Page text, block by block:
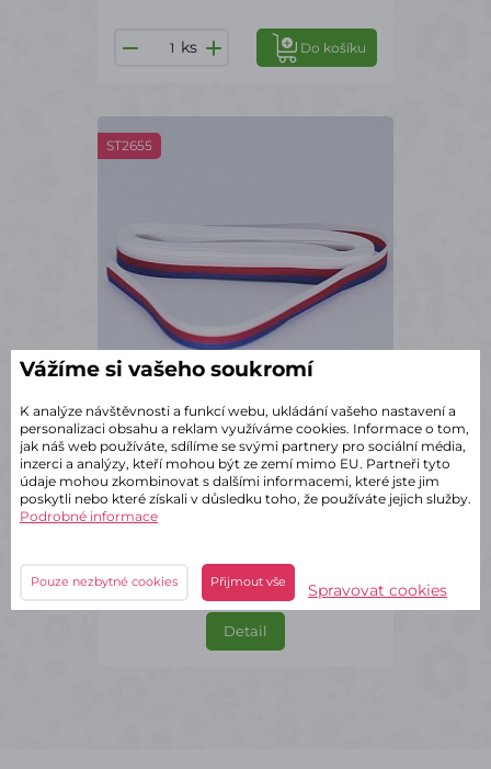
ks Do košíku
ST2655
✔ Skladem – odeslání do 2 dnů
Stuha trikolora Česká republika
látková
52 Kč s DPH
Detail
Vážíme si vašeho soukromí
K analýze návštěvnosti a funkcí webu, ukládání vašeho nastavení a
personalizaci obsahu a reklam využíváme cookies. Informace o tom,
jak náš web používáte, sdílíme se svými partnery pro sociální média,
inzerci a analýzy, kteří mohou být ze zemí mimo EU. Partneři tyto
údaje mohou zkombinovat s dalšími informacemi, které jste jim
poskytli nebo které získali v důsledku toho, že používáte jejich služby.
Podrobné informace
Pouze nezbytné cookies Přijmout vše Spravovat cookies